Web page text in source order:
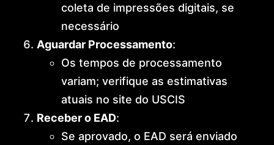
coleta de impressões digitais, se
necessário
Aguardar Processamento:
Os tempos de processamento
variam; verifique as estimativas
atuais no site do USCIS
Receber o EAD:
Se aprovado, o EAD será enviado